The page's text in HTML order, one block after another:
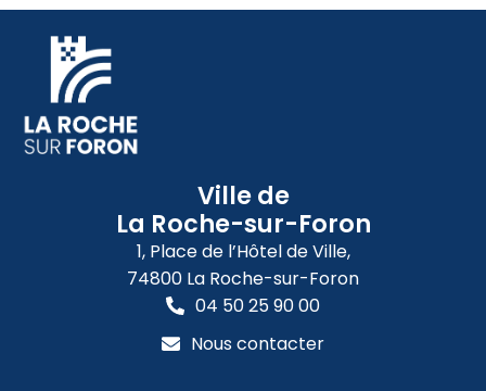
Ville de
La Roche-sur-Foron
1, Place de l’Hôtel de Ville,
74800 La Roche-sur-Foron
04 50 25 90 00
Nous contacter